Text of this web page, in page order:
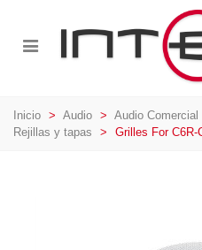
Inicio > Audio > Audio Comercial
Rejillas y tapas
> Grilles For C6R-